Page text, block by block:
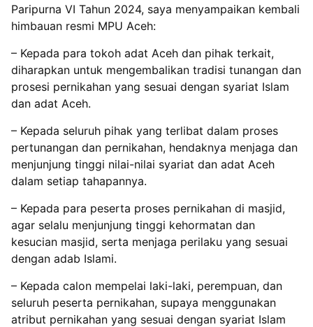
Paripurna VI Tahun 2024, saya menyampaikan kembali
himbauan resmi MPU Aceh:
– ‌Kepada para tokoh adat Aceh dan pihak terkait,
diharapkan untuk mengembalikan tradisi tunangan dan
prosesi pernikahan yang sesuai dengan syariat Islam
dan adat Aceh.
– ‌Kepada seluruh pihak yang terlibat dalam proses
pertunangan dan pernikahan, hendaknya menjaga dan
menjunjung tinggi nilai-nilai syariat dan adat Aceh
dalam setiap tahapannya.
– ‌Kepada para peserta proses pernikahan di masjid,
agar selalu menjunjung tinggi kehormatan dan
kesucian masjid, serta menjaga perilaku yang sesuai
dengan adab Islami.
– ‌Kepada calon mempelai laki-laki, perempuan, dan
seluruh peserta pernikahan, supaya menggunakan
atribut pernikahan yang sesuai dengan syariat Islam